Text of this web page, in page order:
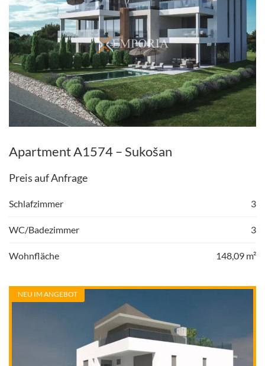
Apartment A1574 – Sukošan
Preis auf Anfrage
Schlafzimmer 3
WC/Badezimmer 3
Wohnfläche 148,09 m²
NEU IM ANGEBOT